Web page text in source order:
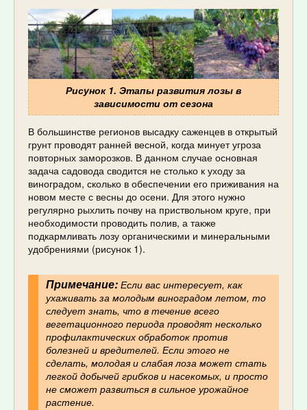
Рисунок 1. Этапы развития лозы в
зависимости от сезона
В большинстве регионов высадку саженцев в открытый
грунт проводят ранней весной, когда минует угроза
повторных заморозков. В данном случае основная
задача садовода сводится не столько к уходу за
виноградом, сколько в обеспечении его приживания на
новом месте с весны до осени. Для этого нужно
регулярно рыхлить почву на приствольном круге, при
необходимости проводить полив, а также
подкармливать лозу органическими и минеральными
удобрениями (рисунок 1).
Примечание:Если вас интересует, как
ухаживать за молодым виноградом летом, то
следует знать, что в течение всего
вегетационного периода проводят несколько
профилактических обработок против
болезней и вредителей. Если этого не
сделать, молодая и слабая лоза может стать
легкой добычей грибков и насекомых, и просто
не сможет развиться в сильное урожайное
растение.